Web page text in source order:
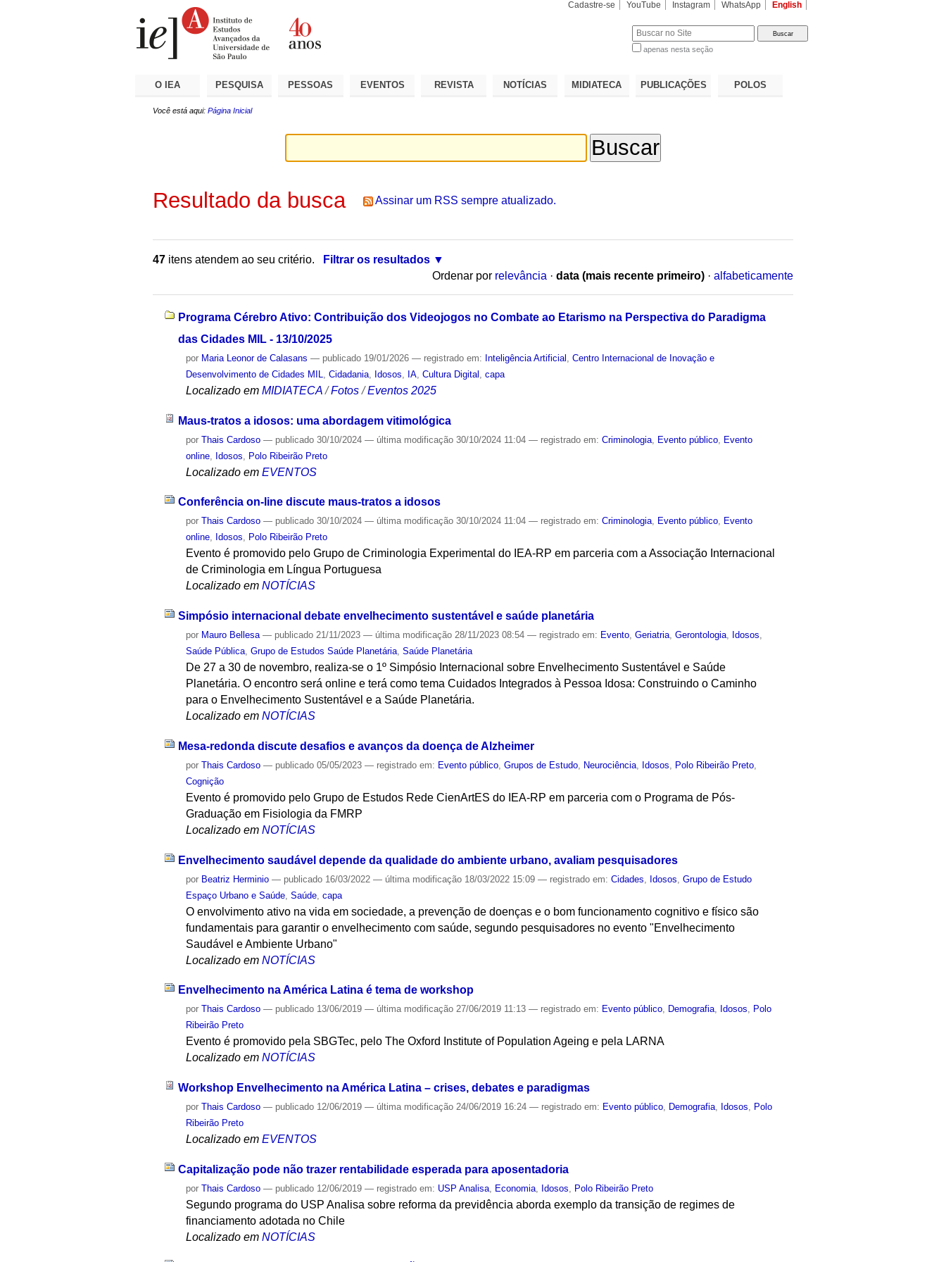
Cadastre-se YouTube Instagram WhatsApp English
apenas nesta seção
O IEA PESQUISA PESSOAS EVENTOS REVISTA NOTÍCIAS MIDIATECA PUBLICAÇÕES POLOS
Você está aqui: Página Inicial
Resultado da busca Assinar um RSS sempre atualizado.
47 itens atendem ao seu critério.
Filtrar os resultados
Ordenar por relevância · data (mais recente primeiro) · alfabeticamente
Programa Cérebro Ativo: Contribuição dos Videojogos no Combate ao Etarismo na Perspectiva do Paradigma
das Cidades MIL - 13/10/2025
por Maria Leonor de Calasans — publicado 19/01/2026— registrado em: Inteligência Artificial ,Centro Internacional de Inovação e
Desenvolvimento de Cidades MIL
,Cidadania Idosos IA ,Cultura Digital ,capa
Localizado em MIDIATECA /Fotos /Eventos 2025
Maus-tratos a idosos: uma abordagem vitimológica
porThais Cardoso — publicado 30/10/2024— última modificação 30/10/2024 11:04— registrado em:Criminologia Evento público Evento
online Idosos Polo Ribeirão Preto
Localizado em EVENTOS
Conferência on-line discute maus-tratos a idosos
porThais Cardoso — publicado 30/10/2024— última modificação 30/10/2024 11:04— registrado em:Criminologia, Evento público, Evento
online, Idosos, Polo Ribeirão Preto
Evento é promovido pelo Grupo de Criminologia Experimental do IEA-RP em parceria com a Associação Internacional
de Criminologia em Língua Portuguesa
Localizado em NOTÍCIAS
Simpósio internacional debate envelhecimento sustentável e saúde planetária
por Mauro Bellesa — publicado 21/11/2023— última modificação 28/11/2023 08:54— registrado em: Evento,Geriatria,Gerontologia, Idosos,
Saúde Pública,Grupo de Estudos Saúde Planetária,Saúde Planetária
De 27 a 30 de novembro, realiza-se o 1º Simpósio Internacional sobre Envelhecimento Sustentável e Saúde
Planetária. O encontro será online e terá como tema Cuidados Integrados à Pessoa Idosa: Construindo o Caminho
para o Envelhecimento Sustentável e a Saúde Planetária.
Localizado em NOTÍCIAS
Mesa-redonda discute desafios e avanços da doença de Alzheimer
porThais Cardoso — publicado 05/05/2023— registrado em: Evento público ,Grupos de Estudo Neurociência Idosos Polo Ribeirão Preto
Cognição
Evento é promovido pelo Grupo de Estudos Rede CienArtES do IEA-RP em parceria com o Programa de Pós-
Graduação em Fisiologia da FMRP
Localizado em NOTÍCIAS
Envelhecimento saudável depende da qualidade do ambiente urbano, avaliam pesquisadores
por Beatriz Herminio — publicado 16/03/2022— última modificação 18/03/2022 15:09— registrado em:Cidades Idosos ,Grupo de Estudo
Espaço Urbano e Saúde ,Saúde ,capa
O envolvimento ativo na vida em sociedade, a prevenção de doenças e o bom funcionamento cognitivo e físico são
fundamentais para garantir o envelhecimento com saúde, segundo pesquisadores no evento "Envelhecimento
Saudável e Ambiente Urbano"
Localizado em NOTÍCIAS
Envelhecimento na América Latina é tema de workshop
porThais Cardoso — publicado 13/06/2019— última modificação 27/06/2019 11:13— registrado em: Evento público, Demografia, Idosos, Polo
Ribeirão Preto
Evento é promovido pela SBGTec, pelo The Oxford Institute of Population Ageing e pela LARNA
Localizado em NOTÍCIAS
Workshop Envelhecimento na América Latina – crises, debates e paradigmas
porThais Cardoso — publicado 12/06/2019— última modificação 24/06/2019 16:24— registrado em: Evento público Demografia Idosos
Polo
Ribeirão Preto
Localizado em EVENTOS
Capitalização pode não trazer rentabilidade esperada para aposentadoria
porThais Cardoso — publicado 12/06/2019— registrado em: USP Analisa Economia Idosos Polo Ribeirão Preto
Segundo programa do USP Analisa sobre reforma da previdência aborda exemplo da transição de regimes de
financiamento adotada no Chile
Localizado em NOTÍCIAS